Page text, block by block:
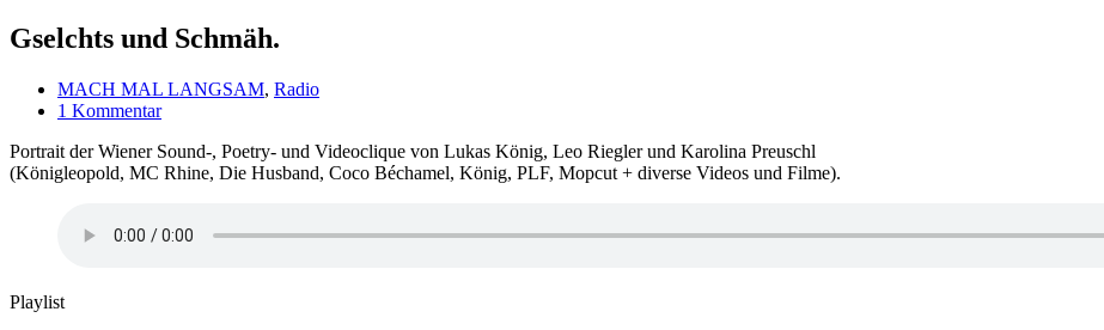
Gselchts und Schmäh.
MACH MAL LANGSAM, Radio
1 Kommentar
Portrait der Wiener Sound-, Poetry- und Videoclique von Lukas König, Leo Riegler und Karolina Preuschl
(Königleopold, MC Rhine, Die Husband, Coco Béchamel, König, PLF, Mopcut + diverse Videos und Filme).
Playlist